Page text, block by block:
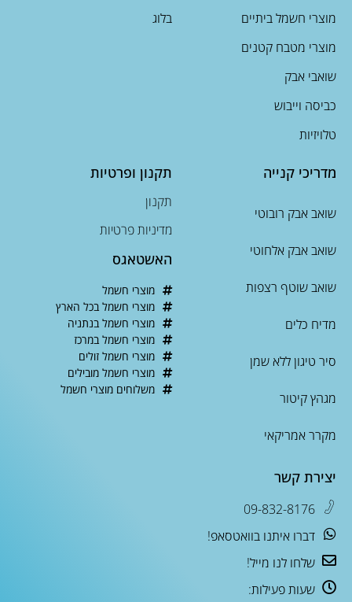
מוצרי חשמל ביתיים
מוצרי מטבח קטנים
שואבי אבק
כביסה וייבוש
טלויזיות
בלוג
מדריכי קנייה
שואב אבק רובוטי
שואב אבק אלחוטי
שואב שוטף רצפות
מדיח כלים
סיר טיגון ללא שמן
מגהץ קיטור
מקרר אמריקאי
תקנון ופרטיות
תקנון
מדיניות פרטיות
האשטאגס
מוצרי חשמל
מוצרי חשמל בכל הארץ
מוצרי חשמל בנתניה
מוצרי חשמל במרכז
מוצרי חשמל זולים
מוצרי חשמל מובילים
משלוחים מוצרי חשמל
יצירת קשר
09-832-8176
דברו איתנו בוואטסאפ!
שלחו לנו מייל!
שעות פעילות: